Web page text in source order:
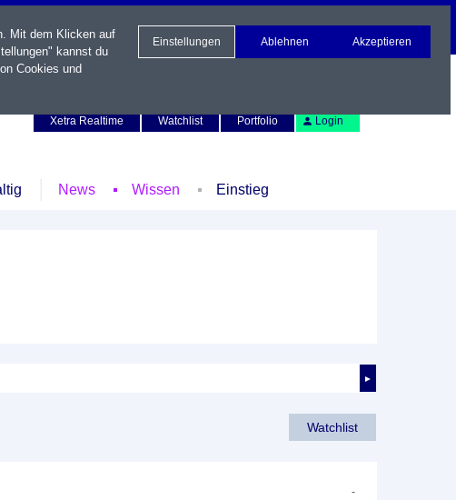
Xetra Realtime
Watchlist Portfolio Login
News Wissen Einstieg
►
Watchlist
-
Mit dem Klicken auf
kannst du
Cookies und
Einstellungen Ablehnen Akzeptieren